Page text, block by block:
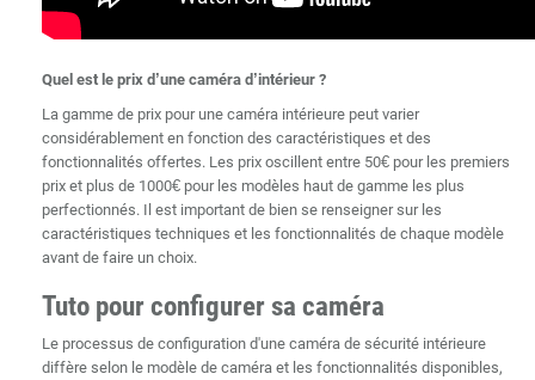
Quel est le prix d’une caméra d’intérieur ?
La gamme de prix pour une caméra intérieure peut varier
considérablement en fonction des caractéristiques et des
fonctionnalités offertes. Les prix oscillent entre 50€ pour les premiers
prix et plus de 1000€ pour les modèles haut de gamme les plus
perfectionnés. Il est important de bien se renseigner sur les
caractéristiques techniques et les fonctionnalités de chaque modèle
avant de faire un choix.
Tuto pour configurer sa caméra
Le processus de configuration d'une caméra de sécurité intérieure
diffère selon le modèle de caméra et les fonctionnalités disponibles,